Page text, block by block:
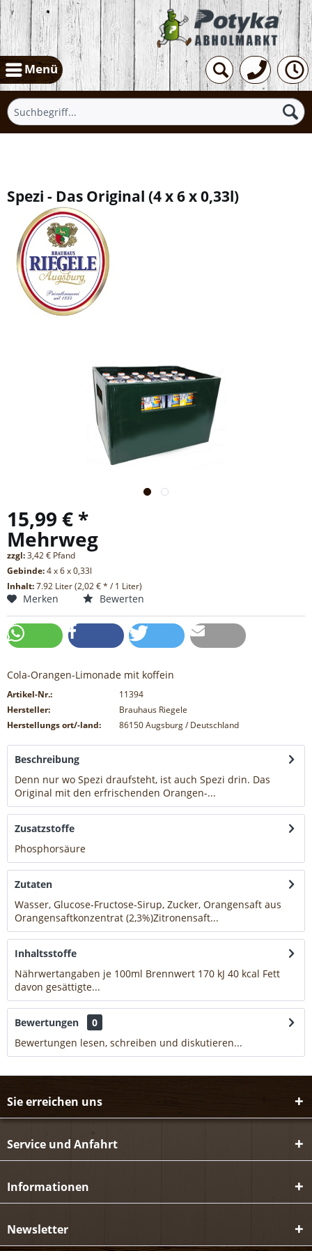
Menü
Spezi - Das Original (4 x 6 x 0,33l)
15,99 € *
Mehrweg
zzgl:3,42 € Pfand
Gebinde:4 x 6 x 0,33l
Inhalt:7.92 Liter (2,02 € * / 1 Liter)
Merken Bewerten
Cola-Orangen-Limonade mit koffein
Artikel-Nr.:
11394
Hersteller:
Brauhaus Riegele
Herstellungs ort/-land:
86150 Augsburg / Deutschland
Beschreibung
Denn nur wo Spezi draufsteht, ist auch Spezi drin. Das
Original mit den erfrischenden Orangen-...
Zusatzstoffe
Phosphorsäure
Zutaten
Wasser, Glucose-Fructose-Sirup, Zucker, Orangensaft aus
Orangensaftkonzentrat (2,3%)Zitronensaft...
Inhaltsstoffe
Nährwertangaben je 100ml Brennwert 170 kJ 40 kcal Fett
davon gesättigte...
Bewertungen
0
Bewertungen lesen, schreiben und diskutieren...
Sie erreichen uns
Service und Anfahrt
Informationen
Newsletter